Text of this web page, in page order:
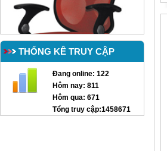
THỐNG KÊ TRUY CẬP
Đang online: 122
Hôm nay: 811
Hôm qua: 671
Tổng truy cập:1458671